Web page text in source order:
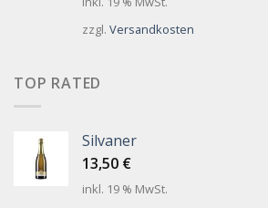
zzgl. Versandkosten
TOP RATED
Silvaner
13,50 €
inkl. 19 % MwSt.